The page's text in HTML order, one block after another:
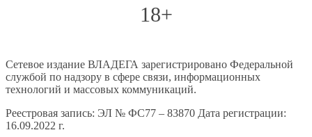
18+
Сетевое издание ВЛАДЕГА зарегистрировано Федеральной
службой по надзору в сфере связи, информационных
технологий и массовых коммуникаций.
Реестровая запись: ЭЛ № ФС77 – 83870 Дата регистрации:
16.09.2022 г.